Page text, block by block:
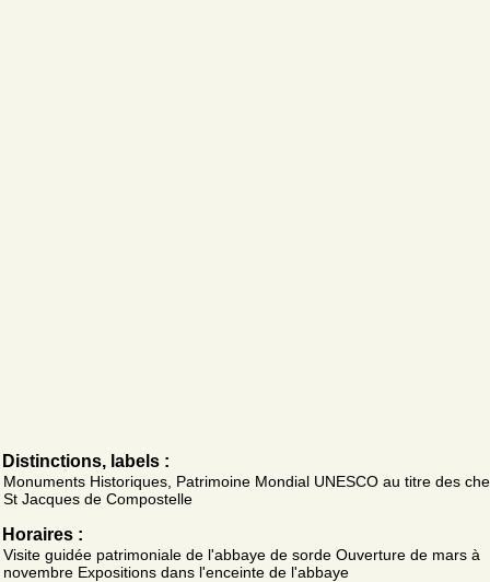
Distinctions, labels :
Monuments Historiques, Patrimoine Mondial UNESCO au titre des
St Jacques de Compostelle
Horaires :
Visite guidée patrimoniale de l'abbaye de sorde Ouverture de mars à
novembre Expositions dans l'enceinte de l'abbaye